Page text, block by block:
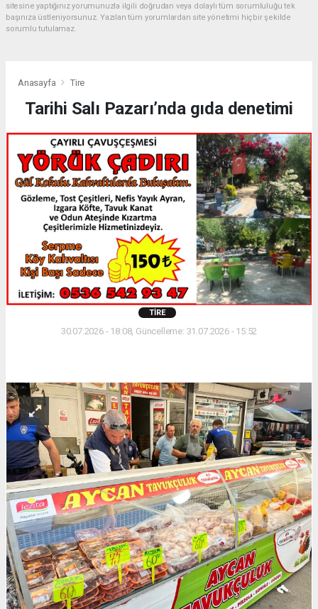
sitesine yaptığınız yorumunuzla ilgili doğrudan veya dolaylı tüm sorumluluğu tek
başınıza üstleniyorsunuz. Yazılan tüm yorumlardan site yönetimi hiçbir şekilde
sorumlu tutulamaz.
Anasayfa Tire
Tarihi Salı Pazarı’nda gıda denetimi
TIRE
30.07.2026 - 18:08, Güncelleme: 31.07.2026 - 15:52